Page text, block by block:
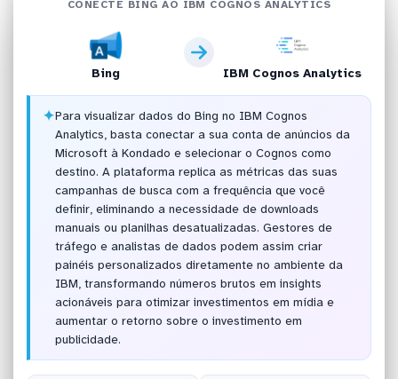
CONECTE BING AO IBM COGNOS ANALYTICS
Bing IBM Cognos Analytics
✦Para visualizar dados do Bing no IBM Cognos
Analytics, basta conectar a sua conta de anúncios da
Microsoft à Kondado e selecionar o Cognos como
destino. A plataforma replica as métricas das suas
campanhas de busca com a frequência que você
definir, eliminando a necessidade de downloads
manuais ou planilhas desatualizadas. Gestores de
tráfego e analistas de dados podem assim criar
painéis personalizados diretamente no ambiente da
IBM, transformando números brutos em insights
acionáveis para otimizar investimentos em mídia e
aumentar o retorno sobre o investimento em
publicidade.